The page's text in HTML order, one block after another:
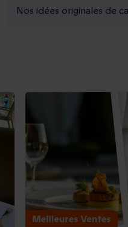
Nos idées originales de